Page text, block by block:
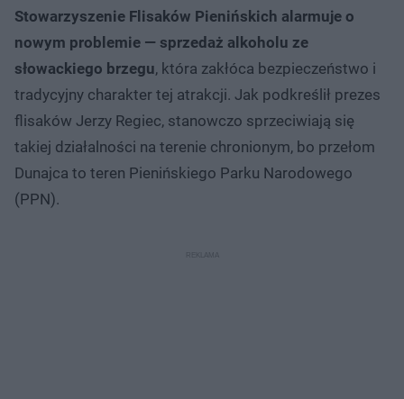
Stowarzyszenie Flisaków Pienińskich alarmuje o
nowym problemie — sprzedaż alkoholu ze
słowackiego brzegu, która zakłóca bezpieczeństwo i
tradycyjny charakter tej atrakcji. Jak podkreślił prezes
flisaków Jerzy Regiec, stanowczo sprzeciwiają się
takiej działalności na terenie chronionym, bo przełom
Dunajca to teren Pienińskiego Parku Narodowego
(PPN).